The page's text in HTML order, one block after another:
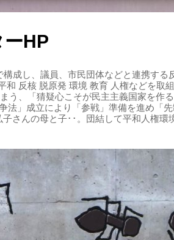
HP
成し、議員、市民団体などと連携する
和 反核 脱原発 環境 教育 人権などを取
う、「猜疑心こそが民主主義国家を作
法」成立により「参戦」準備を進め「
さんの母と子･･。団結して平和人権